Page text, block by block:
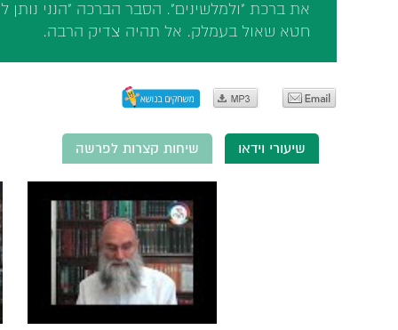
את ברכת "ולמלשינים". הסבר הברכה "הנני נותן
חטא שאול בעמלק. אל תהיה צדיק הרבה.
שיעורי וידאו שיחות קצרות לפרשה